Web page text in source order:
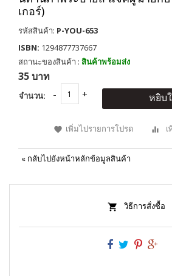
เกอร์)
รหัสสินค้า: P-YOU-653
ISBN: 1294877737667
สถานะของสินค้า : สินค้าพร้อมส่ง
35 บาท
จำนวน: หยิบ
เพิ่มไปรายการโปรด
« กลับไปยังหน้าหลักข้อมูลสินค้า
วิธีการสั่งซื้อ